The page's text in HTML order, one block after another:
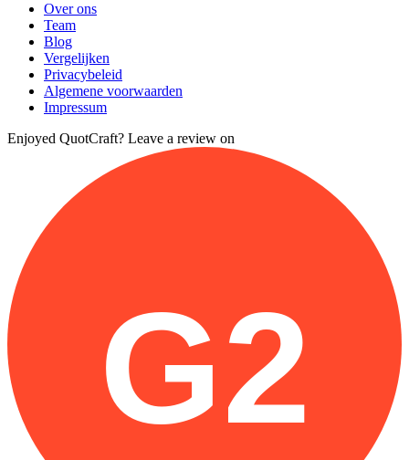
Over ons
Team
Blog
Vergelijken
Privacybeleid
Algemene voorwaarden
Impressum
Enjoyed QuotCraft? Leave a review on
G2